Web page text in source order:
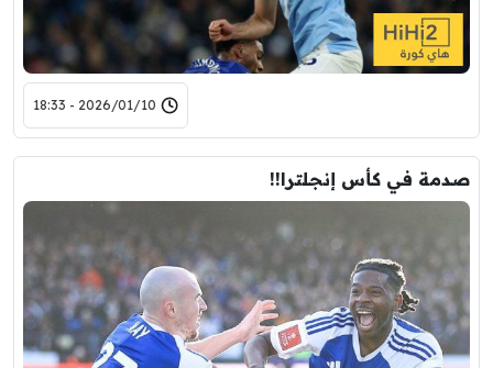
2026/01/10 - 18:33
صدمة في كأس إنجلترا!!